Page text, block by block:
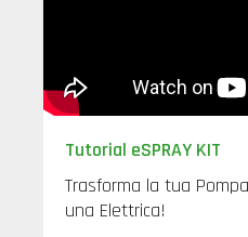
Tutorial eSPRAY KIT
Trasforma la tua
una Elettrica!